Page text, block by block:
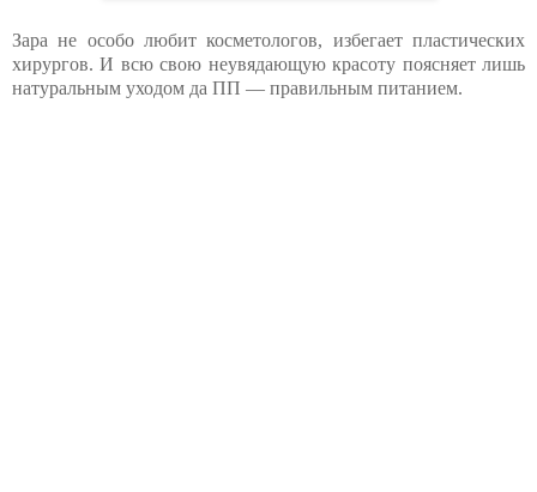
Зара не особо любит косметологов, избегает пластических
хирургов. И всю свою неувядающую красоту поясняет лишь
натуральным уходом да ПП — правильным питанием.